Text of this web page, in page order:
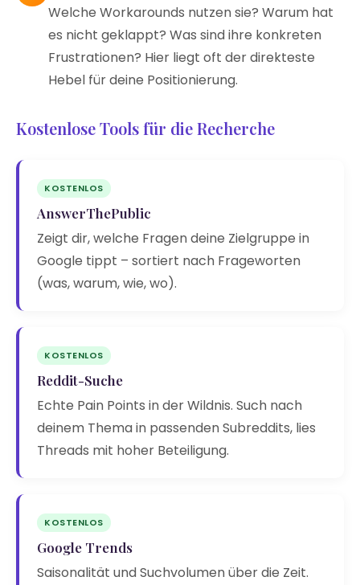
Welche Workarounds nutzen sie? Warum hat
es nicht geklappt? Was sind ihre konkreten
Frustrationen? Hier liegt oft der direkteste
Hebel für deine Positionierung.
Kostenlose Tools für die Recherche
KOSTENLOS
AnswerThePublic
Zeigt dir, welche Fragen deine Zielgruppe in
Google tippt – sortiert nach Frageworten
(was, warum, wie, wo).
KOSTENLOS
Reddit-Suche
Echte Pain Points in der Wildnis. Such nach
deinem Thema in passenden Subreddits, lies
Threads mit hoher Beteiligung.
KOSTENLOS
Google Trends
Saisonalität und Suchvolumen über die Zeit.